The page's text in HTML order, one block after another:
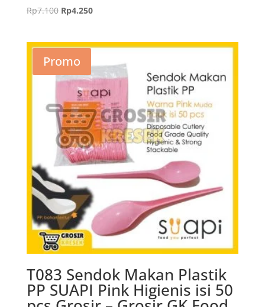
Rp7.100 Harga
Rp7.100.
Rp4.250Harga
adalah:
Rp4.250.
Promo
T083 Sendok Makan Plastik
PP SUAPI Pink Higienis isi 50